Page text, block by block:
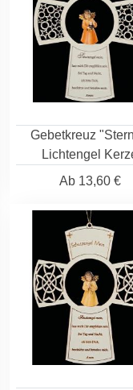
Gebetkreuz
Lichtengel
Ab13,60 €